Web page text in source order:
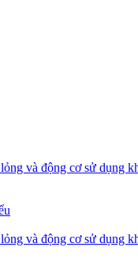
và động cơ sử dụng
và động cơ sử dụng